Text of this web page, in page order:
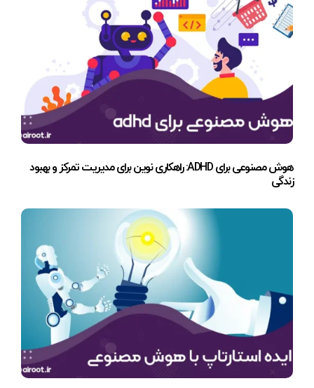
هوش مصنوعی برای ADHD: راهکاری نوین برای مدیریت تمرکز و بهبود
زندگی